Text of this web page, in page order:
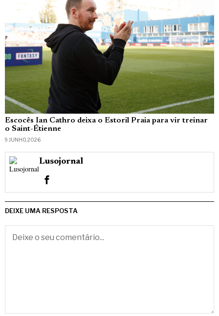
Escocês Ian Cathro deixa o Estoril Praia para vir treinar
o Saint-Étienne
9 JUNHO, 2026
Lusojornal
DEIXE UMA RESPOSTA